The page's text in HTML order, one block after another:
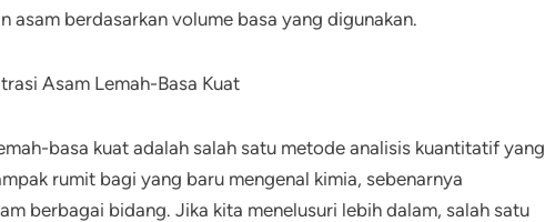
asam berdasarkan volume basa yang digunakan.
Asam Lemah-Basa Kuat
basa kuat adalah salah satu metode analisis kuantitatif yang
rumit bagi yang baru mengenal kimia, sebenarnya
berbagai bidang. Jika kita menelusuri lebih dalam, salah satu